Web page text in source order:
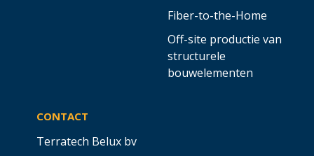
Fiber-to-the-Home
Off-site productie van
structurele
bouwelementen
CONTACT
Terratech Belux bv